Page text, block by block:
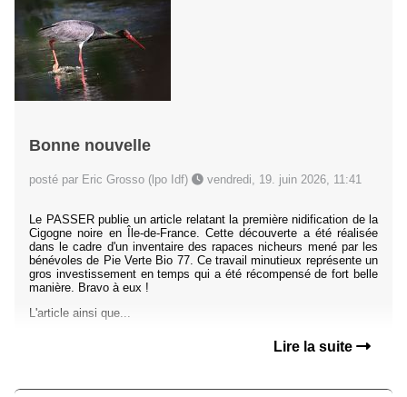
Bonne nouvelle
posté par Eric Grosso (lpo Idf) vendredi, 19. juin 2026, 11:41
Le PASSER publie un article relatant la première nidification de la
Cigogne noire en Île‐de‐France. Cette découverte a été réalisée
dans le cadre d'un inventaire des rapaces nicheurs mené par les
bénévoles de Pie Verte Bio 77. Ce travail minutieux représente un
gros investissement en temps qui a été récompensé de fort belle
manière. Bravo à eux !
L'article ainsi que...
Lire la suite